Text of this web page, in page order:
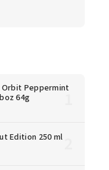
Peppermint
64g
Edition 250 ml